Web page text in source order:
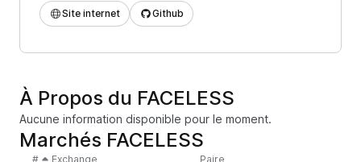
Site internet Github
À Propos du FACELESS
Aucune information disponible pour le moment.
Marchés FACELESS
# Exchange Paire